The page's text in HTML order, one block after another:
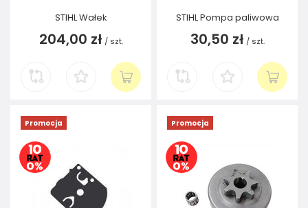
STIHL Wałek
204,00 zł / szt.
STIHL Pompa paliwowa
30,50 zł / szt.
Promocja Promocja